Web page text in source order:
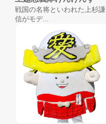
戦国の名将といわれた上杉謙
信がモデ...